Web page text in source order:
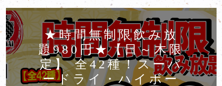
★時間無制限飲み放
題980円★【日～木限
定】 全42種！スーパ
ードライ・ハイボー